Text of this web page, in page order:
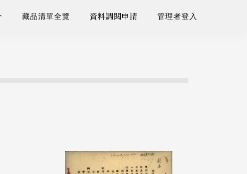
藏品清單全覽 資料調閱申請 管理者登入